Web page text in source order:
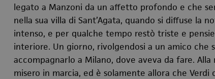
legato a Manzoni da un affetto profondo e che
nella sua villa di Sant’Agata, quando si diffuse la
intenso, e per qualche tempo restò triste e
interiore. Un giorno, rivolgendosi a un amico che
accompagnarlo a Milano, dove aveva da fare.
misero in marcia, ed è solamente allora che